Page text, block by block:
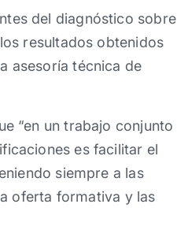
del diagnóstico sobre
resultados obtenidos
asesoría técnica de
“en un trabajo conjunto
es facilitar el
siempre a las
oferta formativa y las